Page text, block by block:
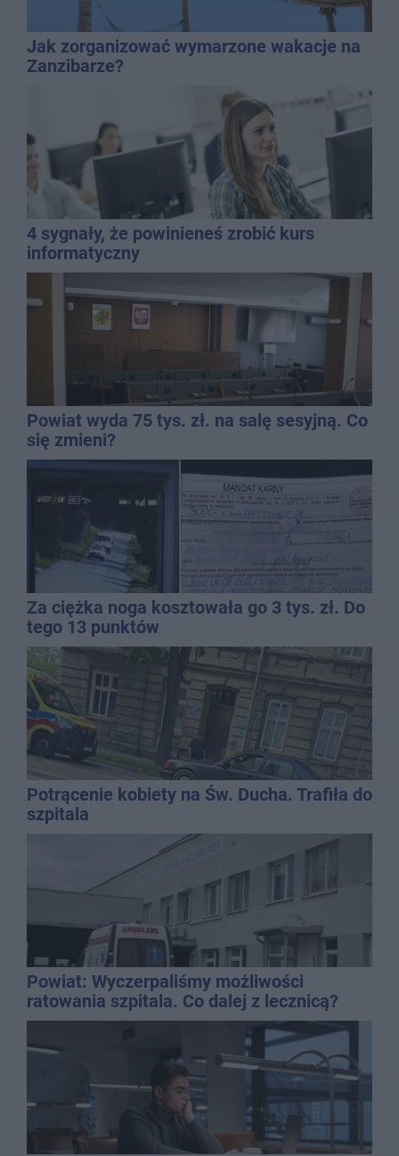
Jak zorganizować wymarzone wakacje na
Zanzibarze?
4 sygnały, że powinieneś zrobić kurs
informatyczny
Powiat wyda 75 tys. zł. na salę sesyjną. Co
się zmieni?
Za ciężka noga kosztowała go 3 tys. zł. Do
tego 13 punktów
Potrącenie kobiety na Św. Ducha. Trafiła do
szpitala
Powiat: Wyczerpaliśmy możliwości
ratowania szpitala. Co dalej z lecznicą?